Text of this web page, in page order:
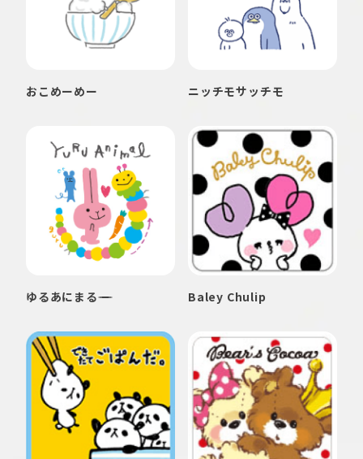
おこめーめー ニッチモサッチモ
ゆるあにまる Baley Chulip